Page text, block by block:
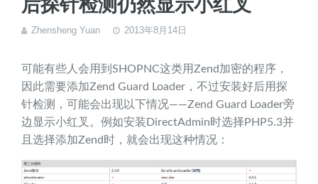
后探针检测仍然显示小红叉
Zhensheng Yuan 2013年8月14日
可能有些人会用到SHOPNC这类用Zend加密的程序，
因此需要添加Zend Guard Loader，不过安装好后用探
针检测，可能会出现以下情况——Zend Guard Loader旁
边显示小红叉。例如安装DirectAdmin时选择PHP5.3并
且选择添加Zend时，就会出现这种情况：